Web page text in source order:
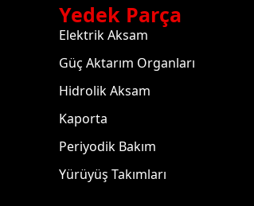
Yedek Parça
Elektrik Aksam
Güç Aktarım Organları
Hidrolik Aksam
Kaporta
Periyodik Bakım
Yürüyüş Takımları